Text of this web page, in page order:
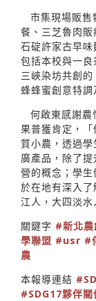
市集現場販售
餐、三芝魯肉販
石碇許家古早味
包括本校與一
三峽染坊共創
蜂蜂蜜創意特調
何啟東感謝農
果普獲肯定，
質小農，透過
廣產品，除了
營的概念；學
於在地有深入
江人，大四淡水
關鍵字 #新北農
學聯盟 #usr #
農
本報導連結
#SDG17夥伴關